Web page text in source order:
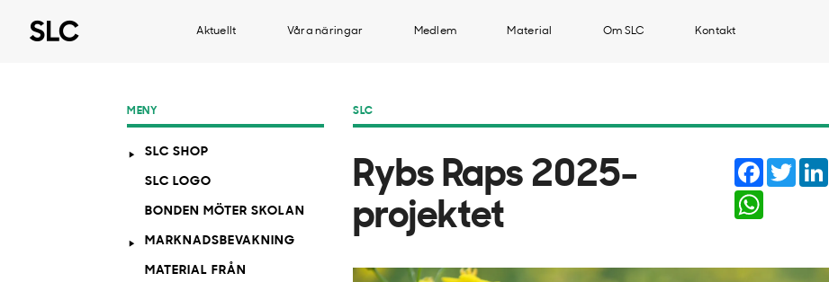
Aktuellt Våra näringar Medlem Material Om SLC Kontakt
SLC
Rybs Raps 2025-
projektet
Facebook
Twitter
MENY
SLC SHOP
SLC LOGO
BONDEN MÖTER SKOLAN
MARKNADSBEVAKNING
MATERIAL FRÅN